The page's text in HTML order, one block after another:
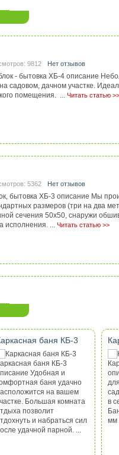
50 мм
зазором 50 мм Технические
50х50мм Ширина доски 100-
Высота доски 1500-2000мм
бетонирования 500мм
заборов отличается от
эконом класса - описание
столбов 500мм Глубина
столбами 3000мм Размер
(лаг) 20х20мм
установки забора ...Читать
горизонтального исполнения:
забора 1500-2000мм Высота
забивания столбов в грунт
исполнения идеально
Просмотров: 5212 Нет отзывов
заборы Сплошные
другими словами это
света необходимого для
Сплошные деревянные
своей ценовой
9812 Нет отзывов
- бытовка ХБ-4 описание
садовом, дачном участке.
помещения. ... Читать статью >>
5362 Нет отзывов
бытовка ХБ-3 описание Мы
размеров (три на два
сечения 50х50, снаружи
исполнения. ... Читать статью >>
6072
бытовка ХБ-2 описание Данный
садовом участке, где нет
4812 Нет отзывов
- бытовка ХБ-1 описание
жилые и санитарно-
баня КБ-3
баня КБ-3
Удобная и
баня удачно
на вашем
Большая комната
позволит
и набраться сил
удачной парной. ...
в
мм